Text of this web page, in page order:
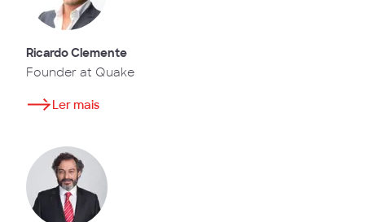
Ricardo Clemente
Founder at Quake
Ler mais